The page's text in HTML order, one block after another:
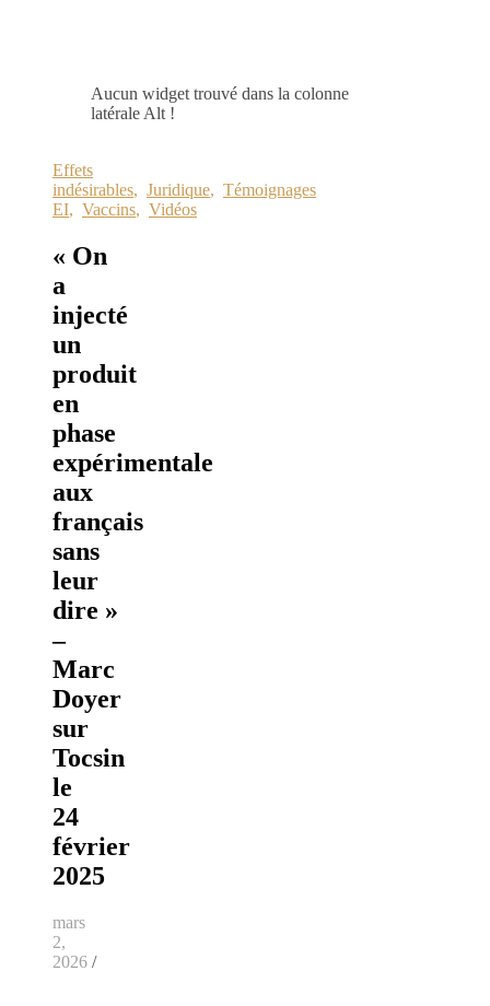
Aucun widget trouvé dans la colonne
latérale Alt !
Effets
indésirables, Juridique, Témoignages
EI, Vaccins, Vidéos
« On
a
injecté
un
produit
en
phase
expérimentale
aux
français
sans
leur
dire »
–
Marc
Doyer
sur
Tocsin
le
24
février
2025
mars
2,
2026 /